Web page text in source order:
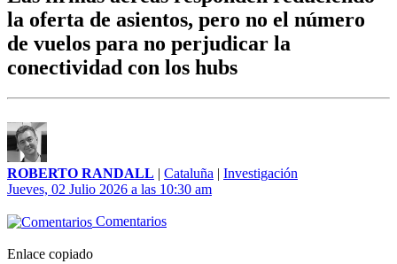
la oferta de asientos, pero no el número
de vuelos para no perjudicar la
conectividad con los hubs
ROBERTO RANDALL | Cataluña | Investigación
Jueves, 02 Julio 2026 a las 10:30 am
Comentarios
Enlace copiado